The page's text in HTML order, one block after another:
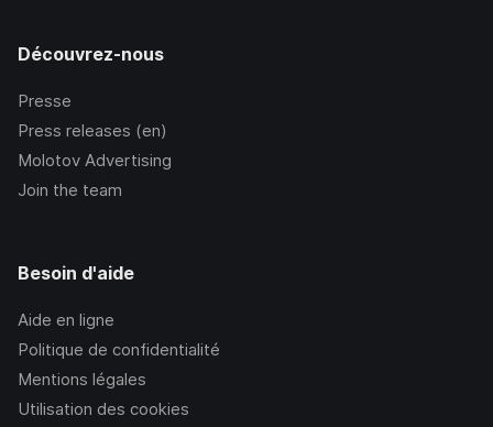
Découvrez-nous
Presse
Press releases (en)
Molotov Advertising
Join the team
Besoin d'aide
Aide en ligne
Politique de confidentialité
Mentions légales
Utilisation des cookies